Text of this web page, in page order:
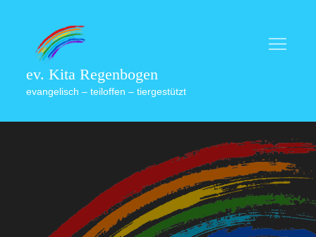
content
ev. Kita Regenbogen
evangelisch – teiloffen – tiergestützt